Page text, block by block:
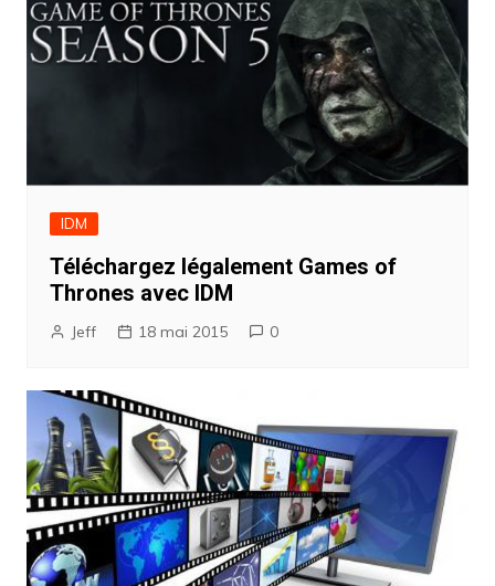
IDM
Téléchargez légalement Games of
Thrones avec IDM
Jeff 18 mai 2015 0